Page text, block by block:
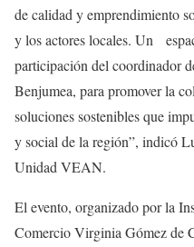
de calidad y emprendimiento
y los actores locales. Un
participación del coordinador
Benjumea, para promover la
soluciones sostenibles que
y social de la región”, indicó
Unidad VEAN.
El evento, organizado por la
Comercio Virginia Gómez de